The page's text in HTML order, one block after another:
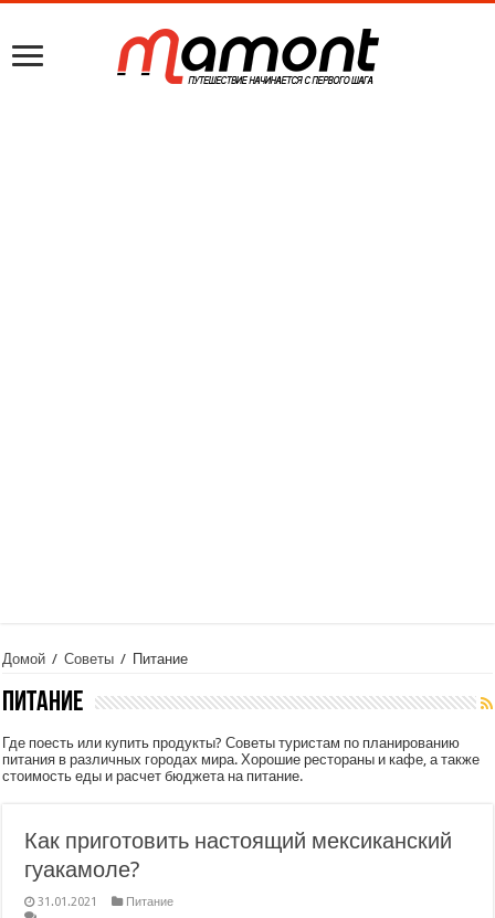
Домой / Советы / Питание
Питание
Где поесть или купить продукты? Советы туристам по планированию
питания в различных городах мира. Хорошие рестораны и кафе, а также
стоимость еды и расчет бюджета на питание.
Как приготовить настоящий мексиканский
гуакамоле?
31.01.2021
Питание